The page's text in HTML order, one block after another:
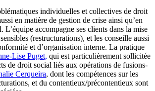
individuelles et collectives de droit
en matière de gestion de crise ainsi qu’en
L’équipe accompagne ses clients dans la mise
(restructurations), et les conseille aussi
et d’organisation interne. La pratique
Lise Puget, qui est particulièrement sollicitée
de droit social liés aux opérations de fusions-
Cerqueira, dont les compétences sur les
et du contentieux/précontentieux sont